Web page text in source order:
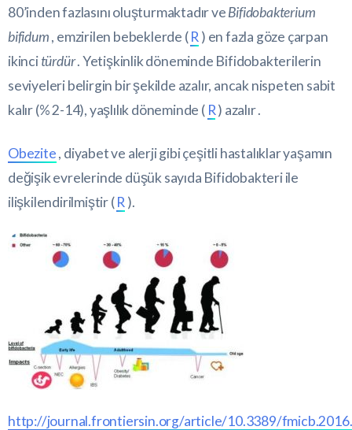
80’inden fazlasını oluşturmaktadır veBifidobakterium
bifidum, emzirilen bebeklerde (R ) en fazla göze çarpan
ikincitürdür. Yetişkinlik döneminde Bifidobakterilerin
seviyeleri belirgin bir şekilde azalır, ancak nispeten sabit
kalır (% 2-14), yaşlılık döneminde ( R) azalır .
Obezite, diyabet ve alerji gibi çeşitli hastalıklar yaşamın
değişik evrelerinde düşük sayıda Bifidobakteri ile
ilişkilendirilmiştir (R ).
http://journal.frontiersin.org/article/10.3389/